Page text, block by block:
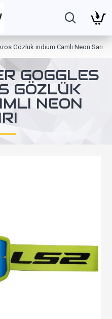
Gözlük iridium Camlı Neon Sarı
GOGGLES
GÖZLÜK
NEON